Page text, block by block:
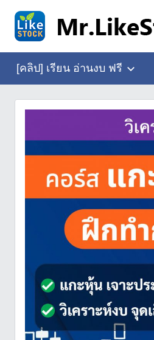
Skip
Mr.LikeStock
งบ
[คลิป] เรียน อ่านงบ ฟรี